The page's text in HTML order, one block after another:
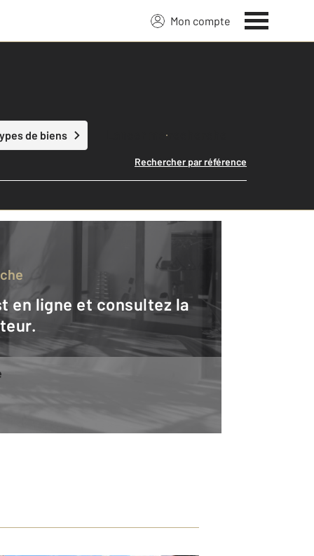
Mon compte
de biens Lancer ma recherche
Rechercher par référence